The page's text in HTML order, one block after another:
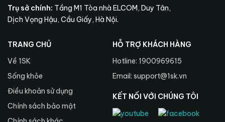
Trụ sở chính: Tầng M1 Tòa nhà ELCOM, Duy Tân,
Dịch Vọng Hậu, Cầu Giấy, Hà Nội.
TRANG CHỦ
Về 1SK
Sống khỏe
Điều khoản sử dụng
Chính sách bảo mật
HỖ TRỢ KHÁCH HÀNG
Hotline: 1900969615
Email: support@1sk.vn
KẾT NỐI VỚI CHÚNG TÔI